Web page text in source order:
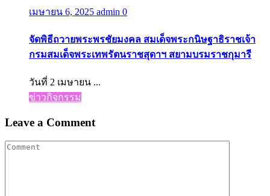
เมษายน 6, 2025 admin 0
จัดพิธีถวายพระพรชัยมงคล สมเด็จพระกนิษฐาธิราชเจ้า
กรมสมเด็จพระเทพรัตนราชสุดาฯ สยามบรมราชกุมารี
วันที่ 2 เมษายน ...
ข่าวกิจกรรม
Leave a Comment